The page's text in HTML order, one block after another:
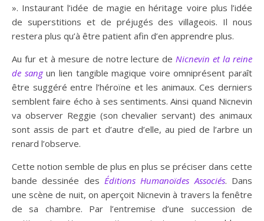
». Instaurant l’idée de magie en héritage voire plus l’idée
de superstitions et de préjugés des villageois. Il nous
restera plus qu’à être patient afin d’en apprendre plus.
Au fur et à mesure de notre lecture deNicnevin et la reine
de sang un lien tangible magique voire omniprésent paraît
être suggéré entre l’héroïne et les animaux. Ces derniers
semblent faire écho à ses sentiments. Ainsi quand Nicnevin
va observer Reggie (son chevalier servant) des animaux
sont assis de part et d’autre d’elle, au pied de l’arbre un
renard l’observe.
Cette notion semble de plus en plus se préciser dans cette
bande dessinée des Éditions Humanoïdes Associés. Dans
une scène de nuit, on aperçoit Nicnevin à travers la fenêtre
de sa chambre. Par l’entremise d’une succession de